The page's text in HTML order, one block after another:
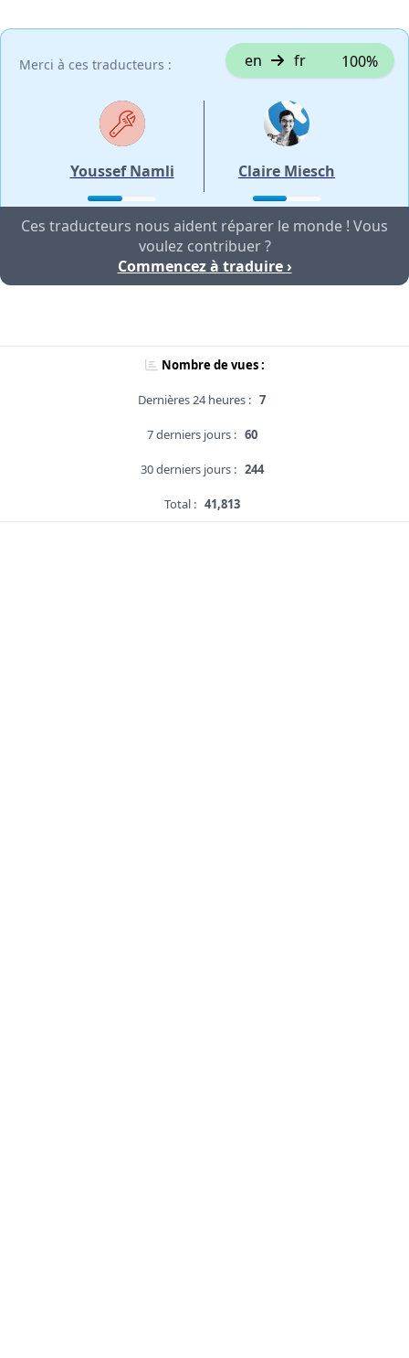
Merci à ces traducteurs : en fr 100%
Youssef Namli Claire Miesch
Ces traducteurs nous aident réparer le monde ! Vous
voulez contribuer ?
Commencez à traduire ›
Nombre de vues :
Dernières 24 heures : 7
7 derniers jours : 60
30 derniers jours : 244
Total : 41,813